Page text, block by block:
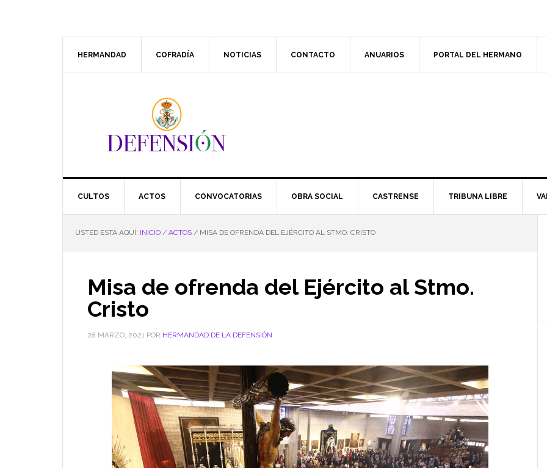
HERMANDAD COFRADÍA NOTICIAS CONTACTO ANUARIOS PORTAL DEL HERMANO
CULTOS ACTOS CONVOCATORIAS OBRA SOCIAL CASTRENSE TRIBUNA LIBRE
USTED ESTÁ AQUÍ: INICIO / ACTOS / MISA DE OFRENDA DEL EJÉRCITO AL STMO. CRISTO
Misa de ofrenda del Ejército al Stmo.
Cristo
28 MARZO, 2021 POR HERMANDAD DE LA DEFENSIÓN